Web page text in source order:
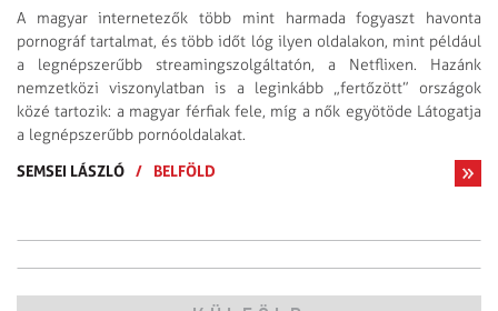
A magyar internetezők több mint harmada fogyaszt havonta
pornográf tartalmat, és több időt lóg ilyen oldalakon, mint például
a legnépszerűbb streamingszolgáltatón, a Netflixen. Hazánk
nemzetközi viszonylatban is a leginkább „fertőzött” országok
közé tartozik: a magyar férfiak fele, míg a nők egyötöde Látogatja
a legnépszerűbb pornóoldalakat.
SEMSEI LÁSZLÓ / BELFÖLD